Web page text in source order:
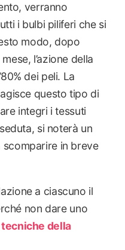
verranno
i bulbi piliferi che si
modo, dopo
l’azione della
dei peli. La
questo tipo di
integri i tessuti
si noterà un
in breve
a ciascuno il
non dare uno
della